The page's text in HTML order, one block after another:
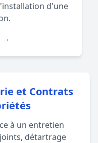
d'une
.
→
et Contrats
à un entretien
détartrage